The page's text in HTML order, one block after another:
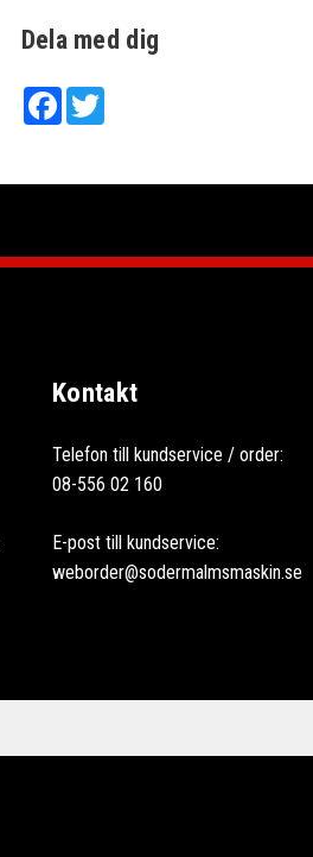
Dela med dig
FacebookTwitter
Kontakt
Telefon till kundservice / order:
08-556 02 160
E-post till kundservice:
weborder@sodermalmsmaskin.se